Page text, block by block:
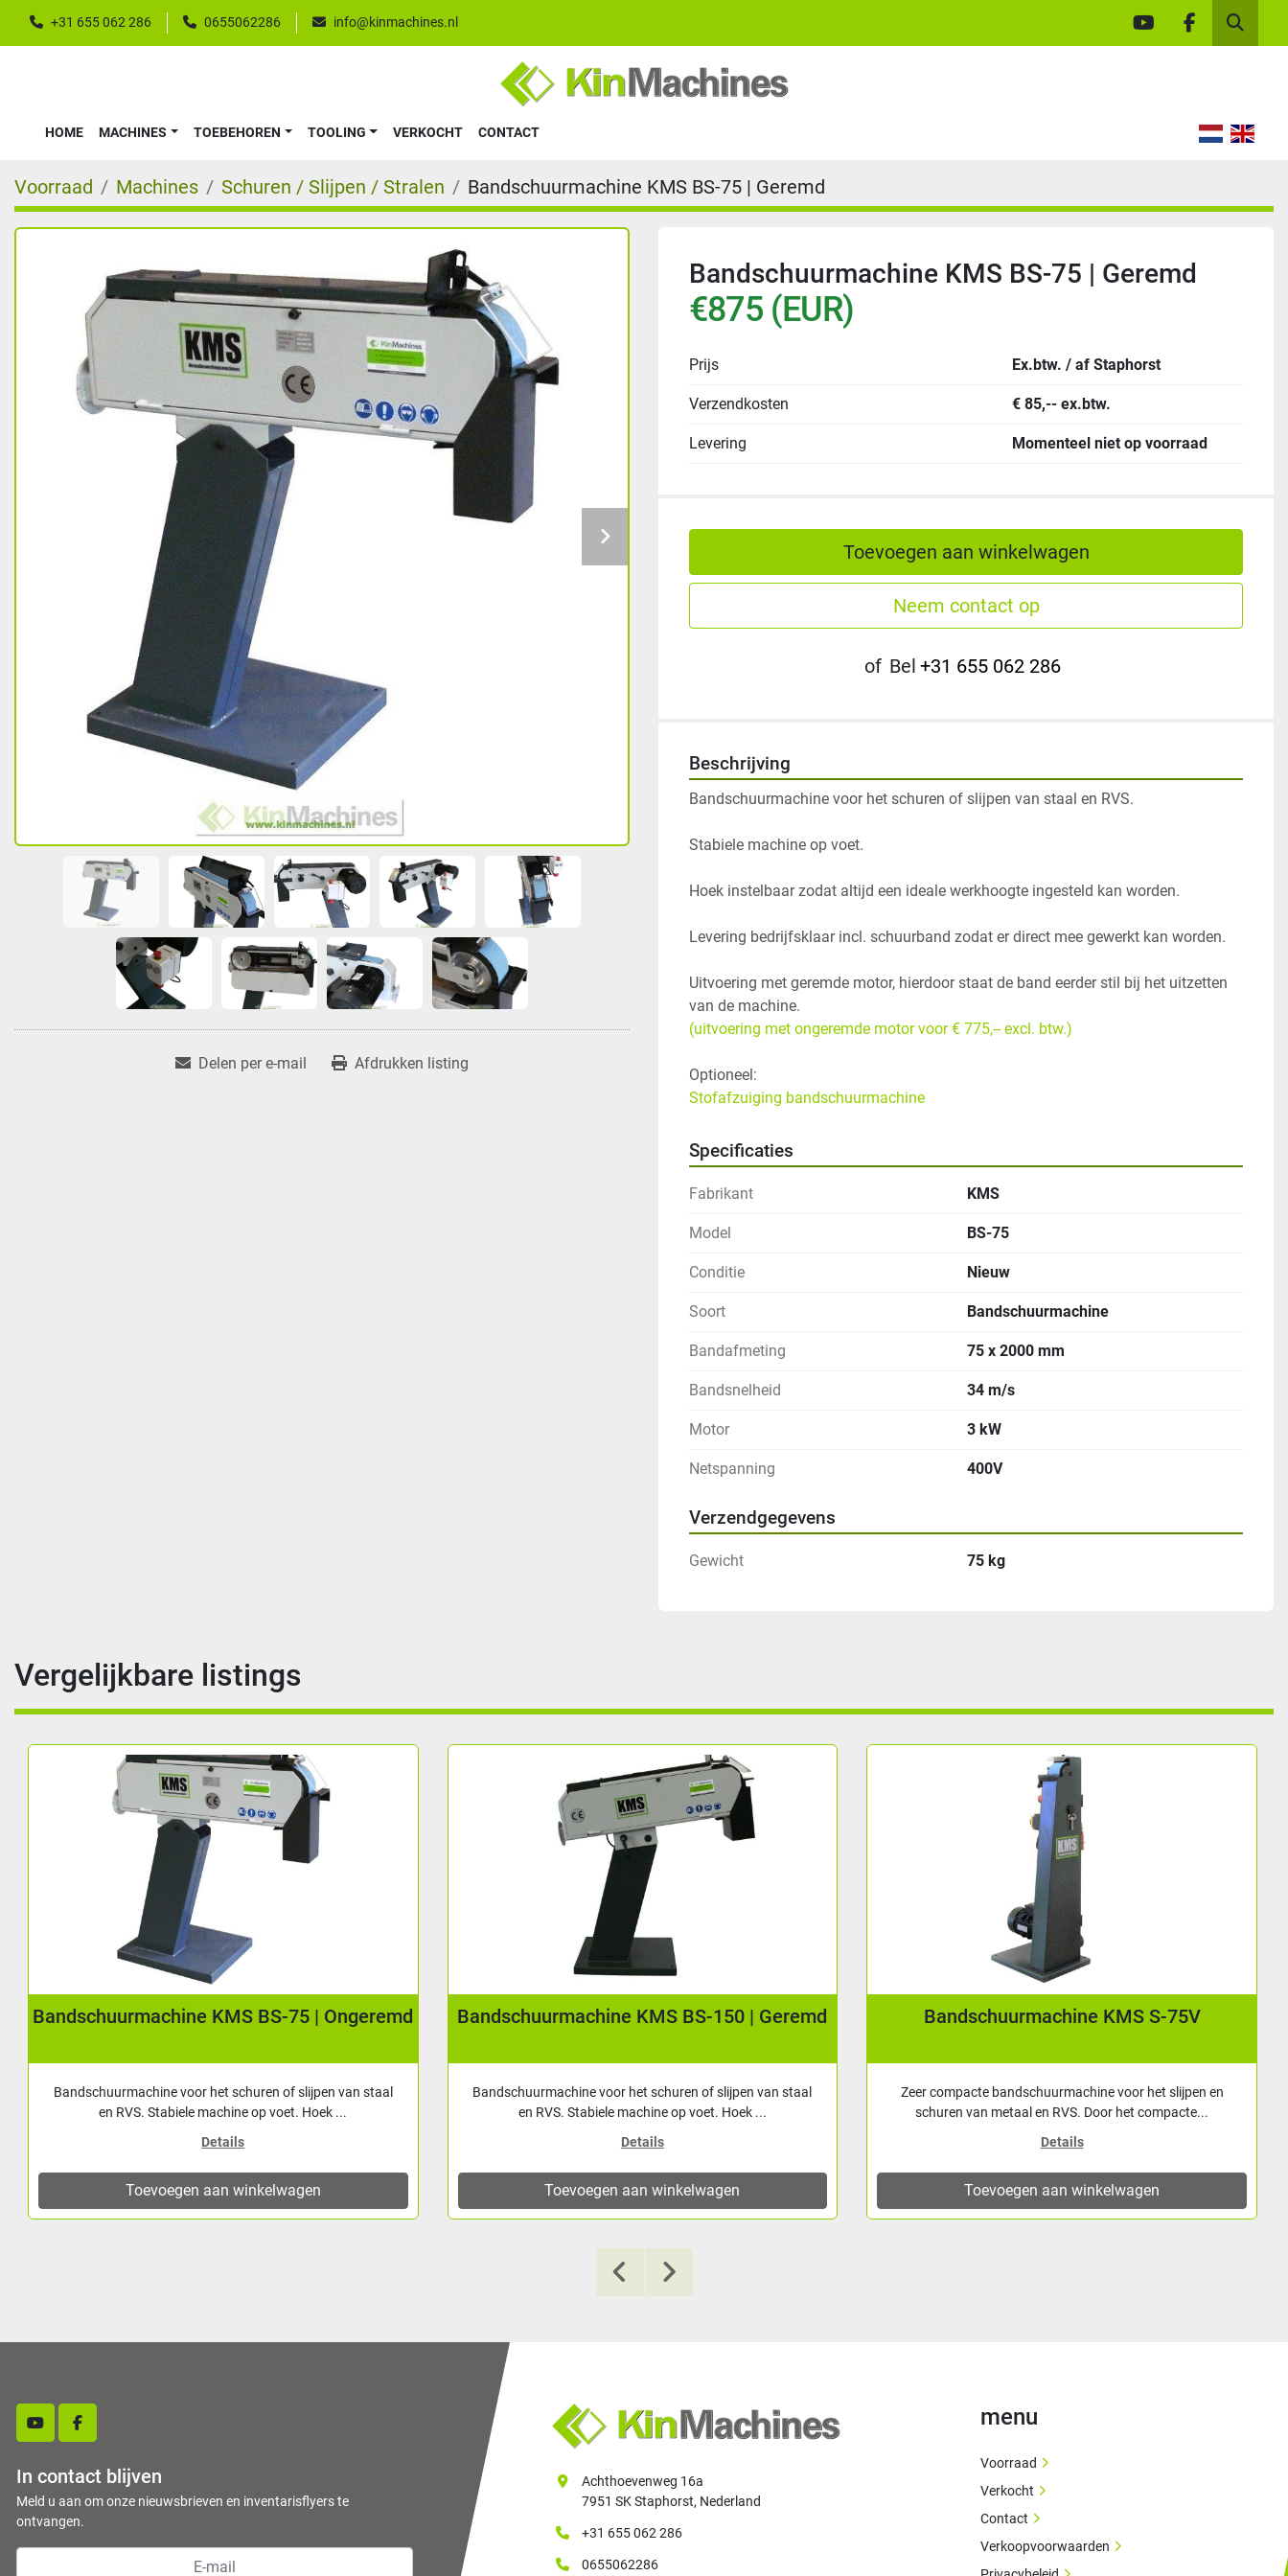
+31 655 062 286 0655062286 info@kinmachines.nl
youtubefacebook
Zoek
HOME MACHINES TOEBEHOREN TOOLING VERKOCHT CONTACT
Voorraad Machines Schuren / Slijpen / Stralen Bandschuurmachine KMS BS-75 | Geremd
Delen per e-mail Afdrukken listing
Bandschuurmachine KMS BS-75 | Geremd
€875 (EUR)
Prijs Ex.btw. / af Staphorst
Verzendkosten € 85,-- ex.btw.
Levering Momenteel niet op voorraad
Toevoegen aan winkelwagen
Neem contact op
of Bel +31 655 062 286
Beschrijving
Uitvoering met geremde motor, hierdoor staat de band eerder stil bij het uitzetten
van de machine.
(uitvoering met ongeremde motor voor € 775,-- excl. btw.)
Stofafzuiging bandschuurmachine
Specificaties
Fabrikant KMS
Model BS-75
Conditie Nieuw
Soort Bandschuurmachine
Bandafmeting 75 x 2000 mm
Bandsnelheid 34 m/s
Motor 3 kW
Netspanning 400V
Verzendgegevens
Gewicht 75 kg
Vergelijkbare listings
KMS BS-75 | Ongeremd
voor het schuren of slijpen van staal
Stabiele machine op voet. Hoek ...
Toevoegen aan winkelwagen
Bandschuurmachine KMS BS-150 | Geremd
Bandschuurmachine voor het schuren of slijpen van staal
en RVS. Stabiele machine op voet. Hoek ...
Toevoegen aan winkelwagen
Bandschuurmachine KMS S-75V
Zeer compacte bandschuurmachine voor het slijpen en
schuren van metaal en RVS. Door het compacte...
Toevoegen aan winkelwagen
Profiel /
Profiel /
youtubefacebook
In contact blijven
Meld u aan om onze nieuwsbrieven en inventarisflyers te
ontvangen.
Achthoevenweg 16a
7951 SK Staphorst, Nederland
+31 655 062 286
0655062286
menu
Voorraad
Verkocht
Contact
Verkoopvoorwaarden